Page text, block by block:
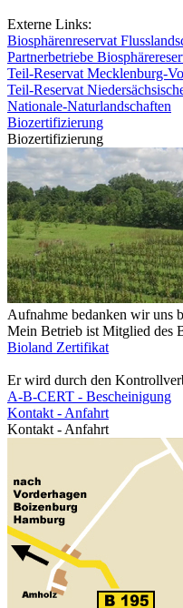
Externe Links:
Biosphärenreservat
Partnerbetriebe
Teil-Reservat Mecklenburg-
Teil-Reservat
Nationale-Naturlandschaften
Biozertifizierung
Biozertifizierung
Aufnahme bedanken wir uns
Mein Betrieb ist Mitglied des
Bioland Zertifikat
Er wird durch den
A-B-CERT - Bescheinigung
Kontakt - Anfahrt
Kontakt - Anfahrt